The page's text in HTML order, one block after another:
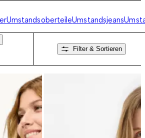
UmstandsoberteileUmstandsjeans
Filter & Sortieren